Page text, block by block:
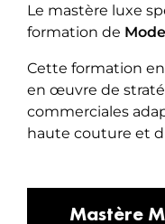
Le mastère luxe
formation de Mode
Cette formation
en œuvre de
commerciales
haute couture et
Mastère